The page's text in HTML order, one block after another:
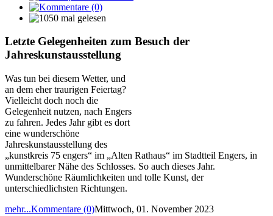
Letzte Gelegenheiten zum Besuch der
Jahreskunstausstellung
Was tun bei diesem Wetter, und
an dem eher traurigen Feiertag?
Vielleicht doch noch die
Gelegenheit nutzen, nach Engers
zu fahren. Jedes Jahr gibt es dort
eine wunderschöne
Jahreskunstausstellung des
„kunstkreis 75 engers“ im „Alten Rathaus“ im Stadtteil Engers, in
unmittelbarer Nähe des Schlosses. So auch dieses Jahr.
Wunderschöne Räumlichkeiten und tolle Kunst, der
unterschiedlichsten Richtungen.
mehr...Kommentare (0)Mittwoch, 01. November 2023